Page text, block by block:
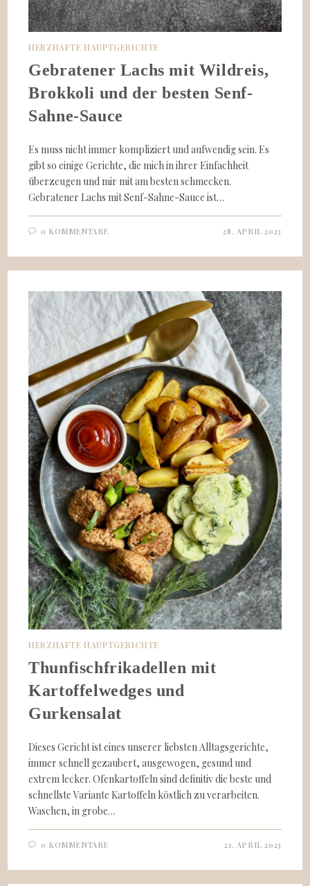
HERZHAFTE HAUPTGERICHTE
Gebratener Lachs mit Wildreis,
Brokkoli und der besten Senf-
Sahne-Sauce
Es muss nicht immer kompliziert und aufwendig sein. Es
gibt so einige Gerichte, die mich in ihrer Einfachheit
überzeugen und mir mit am besten schmecken.
Gebratener Lachs mit Senf-Sahne-Sauce ist…
0 KOMMENTARE 28. APRIL 2023
HERZHAFTE HAUPTGERICHTE
Thunfischfrikadellen mit
Kartoffelwedges und
Gurkensalat
Dieses Gericht ist eines unserer liebsten Alltagsgerichte,
immer schnell gezaubert, ausgewogen, gesund und
extrem lecker. Ofenkartoffeln sind definitiv die beste und
schnellste Variante Kartoffeln köstlich zu verarbeiten.
Waschen, in grobe…
0 KOMMENTARE 21. APRIL 2023